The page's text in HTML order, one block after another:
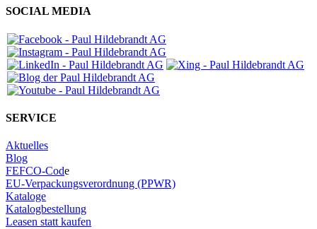
SOCIAL MEDIA
SERVICE
Aktuelles
Blog
FEFCO-Code
EU-Verpackungsverordnung (PPWR)
Kataloge
Katalogbestellung
Leasen statt kaufen